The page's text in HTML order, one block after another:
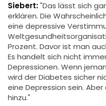
Siebert:"Das lässt sich
erklären. Die
eine depressive
Prozent. Davor ist man
Es handelt sich nicht
Depressionen. Wenn
wird der Diabetes sicher
eine Depression sein.
hinzu."